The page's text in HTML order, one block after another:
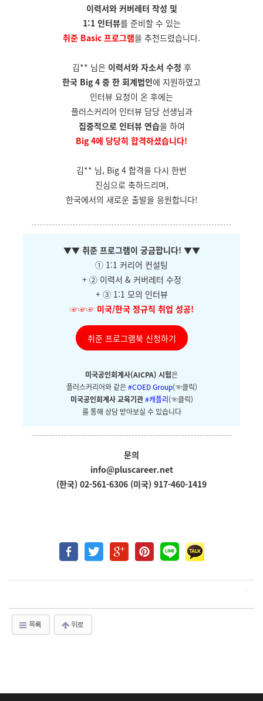
이력서와 커버레터 작성 및
1:1 인터뷰를 준비할 수 있는
취준 Basic 프로그램을 추천드렸습니다.
김** 님은 이력서와 자소서 수정 후
한국 Big 4 중 한 회계법인에 지원하였고
인터뷰 요청이 온 후에는
플러스커리어 인터뷰 담당 선생님과
집중적으로 인터뷰 연습을 하여
Big 4에 당당히 합격하셨습니다!
김** 님, Big 4 합격을 다시 한번
진심으로 축하드리며,
한국에서의 새로운 출발을 응원합니다!
▼▼ 취준 프로그램이 궁금합니다! ▼▼
① 1:1 커리어 컨설팅
+ ② 이력서 & 커버레터 수정
+ ③ 1:1 모의 인터뷰
☞☞☞ 미국/한국 정규직 취업 성공!
취준 프로그램북 신청하기
미국공인회계사(AICPA) 시험은
플러스커리어와 같은#COED Group(☜클릭)
미국공인회계사 교육기관#캐플리(☜클릭)
를 통해 상담 받아보실 수 있습니다
문의
info@pluscareer.net
(한국) 02-561-6306 (미국) 917-460-1419
목록 위로